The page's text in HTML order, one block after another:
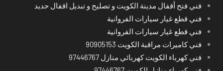
فني فتح أقفال مدينة الكويت و تصليح و تبديل اقفال حديد
فني قطع غيار سيارات الفروانية
فني قطع غيار سيارات الفروانية
فني كاميرات مراقبة الكويت 90905153
فني كهرباء الكويت كهربائي منازل 97446767